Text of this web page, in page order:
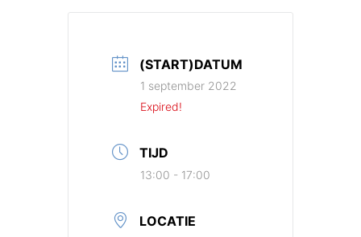
(START)DATUM
1 september 2022
Expired!
TIJD
13:00 - 17:00
LOCATIE